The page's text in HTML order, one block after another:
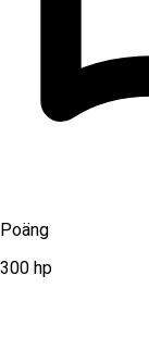
Poäng
300 hp